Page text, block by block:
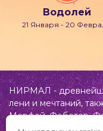
Водолей
21 Января - 20
НИРМАЛ -
лени и мечтаний,
Морфей, Фобетор,
др.